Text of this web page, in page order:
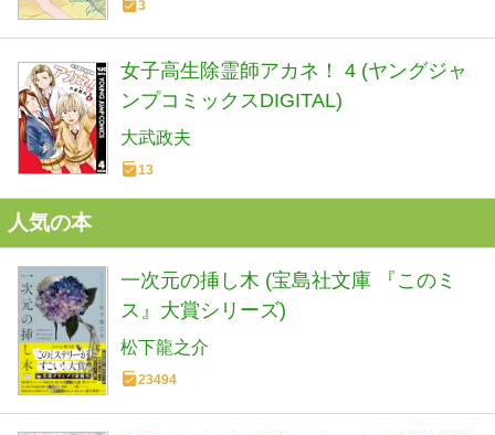
3
女子高生除霊師アカネ！ 4 (ヤングジャ
ンプコミックスDIGITAL)
大武政夫
13
人気の本
一次元の挿し木 (宝島社文庫 『このミ
ス』大賞シリーズ)
松下龍之介
23494